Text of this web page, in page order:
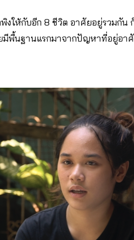
งให้กับอีก 8 ชีวิต อาศัยอยู่รวมกัน
มีพื้นฐานแรกมาจากปัญหาที่อยู่อา